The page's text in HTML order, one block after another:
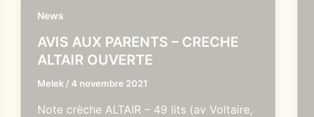
News
AVIS AUX PARENTS – CRECHE
ALTAIR OUVERTE
Melek /4 novembre 2021
Note crèche ALTAIR – 49 lits (av Voltaire,